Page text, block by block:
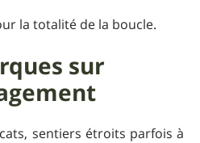
la totalité de la boucle.
sur
sentiers étroits parfois à